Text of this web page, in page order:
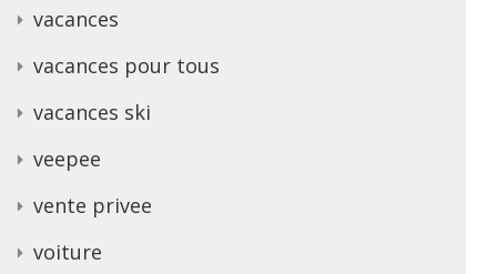
vacances
vacances pour tous
vacances ski
veepee
vente privee
voiture